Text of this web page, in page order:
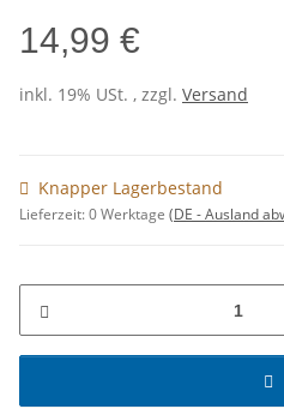
14,99 €
inkl. 19% USt. , zzgl. Versand
Knapper Lagerbestand
Lieferzeit:0 Werktage (DE - Ausland